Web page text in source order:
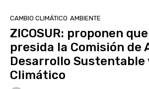
CAMBIO CLIMÁTICO AMBIENTE
ZICOSUR: proponen
presida la Comisión de
Desarrollo Sustentable
Climático